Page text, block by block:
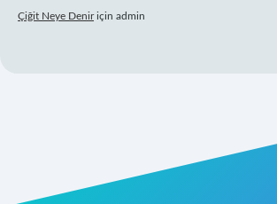
Çiğit Neye Deniriçin admin